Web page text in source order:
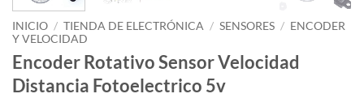
INICIO / TIENDA DE ELECTRÓNICA / SENSORES / ENCODER
Y VELOCIDAD
Encoder Rotativo Sensor Velocidad
Distancia Fotoelectrico 5v